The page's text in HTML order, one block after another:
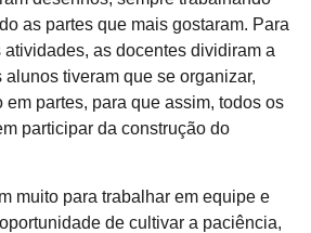
as partes que mais gostaram. Para
as docentes dividiram a
tiveram que se organizar,
partes, para que assim, todos os
participar da construção do
muito para trabalhar em equipe e
de cultivar a paciência,